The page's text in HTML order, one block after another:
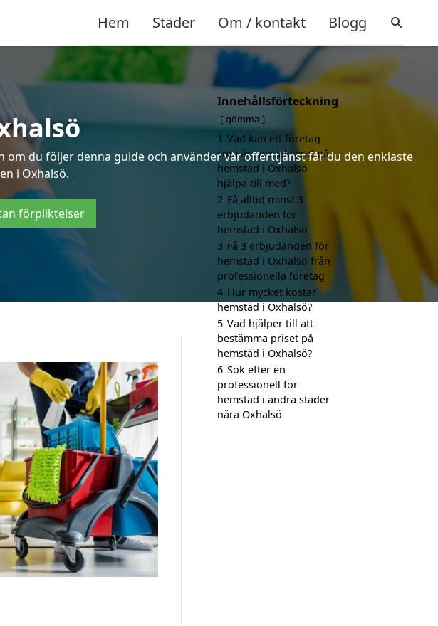
Hem Städer Om / kontakt Blogg
du följer denna guide och använder vår offerttjänst får du den enklaste
i Oxhalsö.
förpliktelser
Innehållsförteckning
gömma
1 Vad kan ett företag
som är specialiserat på
hemstäd i Oxhalsö
hjälpa till med?
2 Få alltid minst 3
erbjudanden för
hemstäd i Oxhalsö
3 Få 3 erbjudanden för
hemstäd i Oxhalsö från
professionella företag
4 Hur mycket kostar
hemstäd i Oxhalsö?
5 Vad hjälper till att
bestämma priset på
hemstäd i Oxhalsö?
6 Sök efter en
professionell för
hemstäd i andra städer
nära Oxhalsö